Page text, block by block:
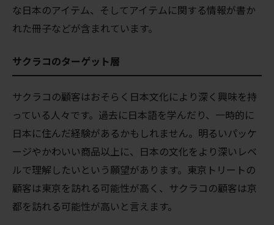
な日本のアイテム、そしてアイテムに関する情報が書か
れた冊子などが含まれています。
サクラコのターゲット層
サクラコの顧客はおそらく日本文化により深く興味を持
っている人々です。過去に日本語を学んだり、一時的に
日本に住んだ経験があるかもしれません。明るいパッケ
ージやかわいい商品以上に、日本の文化をより深いレベ
ルで理解したいという願望があります。東京トリートの
顧客は東京を訪れる可能性が高く、サクラコの顧客は京
都を訪れる可能性が高いと言えます。